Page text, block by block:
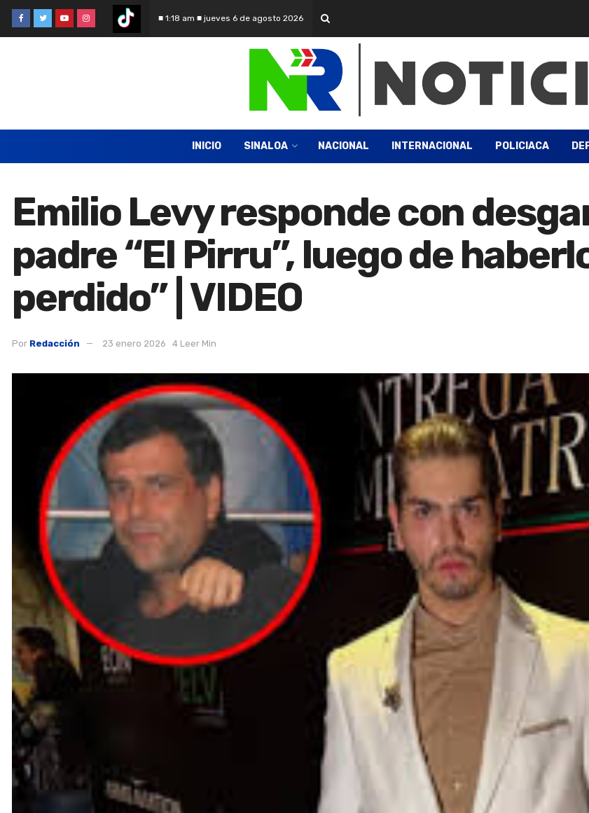
■ 1:18 am ■ jueves 6 de agosto 2026
INICIO SINALOA NACIONAL INTERNACIONAL POLICIACA
Emilio Levy responde con
padre “El Pirru”, luego de
perdido” | VIDEO
Por Redacción 23 enero 2026 4 Leer Min